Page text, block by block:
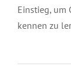
Einstieg, um
kennen zu